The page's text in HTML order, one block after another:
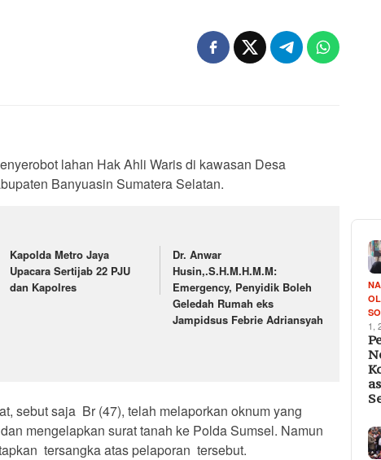
lahan Hak Ahli Waris di kawasan Desa
Banyuasin Sumatera Selatan.
Kapolda Metro Jaya
Upacara Sertijab 22 PJU
dan Kapolres
Dr. Anwar
Husin,.S.H.M.H.M.M:
Emergency, Penyidik Boleh
Geledah Rumah eks
Jampidsus Febrie Adriansyah
sebut saja Br (47), telah melaporkan oknum yang
mengelapkan surat tanah ke Polda Sumsel. Namun
tersangka atas pelaporan tersebut.
1,
as